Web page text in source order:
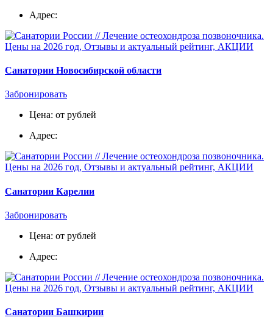
Адрес:
Санатории Новосибирской области
Забронировать
Цена: от рублей
Адрес:
Санатории Карелии
Забронировать
Цена: от рублей
Адрес:
Санатории Башкирии